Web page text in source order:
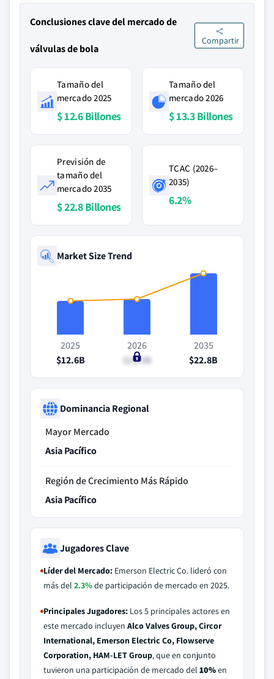
Conclusiones clave del mercado de
válvulas de bola
Compartir
Tamaño del
mercado 2025
$ 12.6 Billones
Tamaño del
mercado 2026
$ 13.3 Billones
Previsión de
tamaño del
mercado 2035
$ 22.8 Billones
TCAC (2026–
2035)
6.2%
Market Size Trend
2025
$12.6B
2026
$13.3B
2035
$22.8B
Dominancia Regional
Mayor Mercado
Asia Pacífico
Región de Crecimiento Más Rápido
Asia Pacífico
Jugadores Clave
Líder del Mercado: Emerson Electric Co. lideró con
más del 2.3%de participación de mercado en 2025.
Principales Jugadores: Los 5 principales actores en
este mercado incluyen Alco Valves Group, Circor
International, Emerson Electric Co, Flowserve
Corporation, HAM-LET Group, que en conjunto
tuvieron una participación de mercado del 10%en